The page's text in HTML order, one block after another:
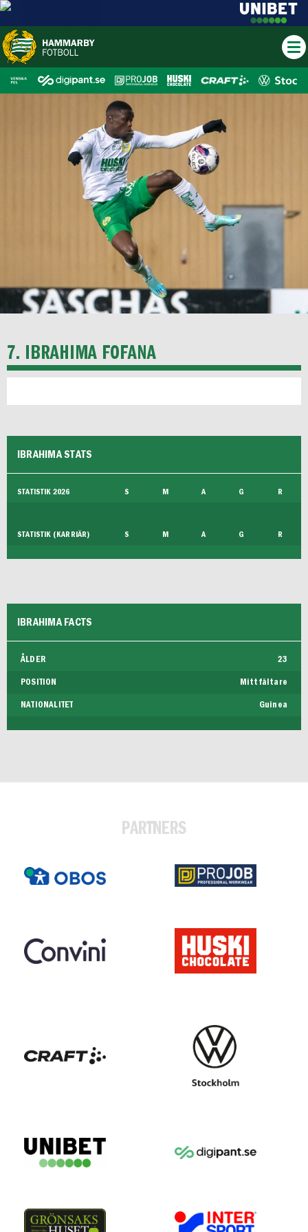
7. IBRAHIMA FOFANA
IBRAHIMA STATS
STATISTIK 2026 S M A G R
STATISTIK (KARRIÄR) S M A G R
IBRAHIMA FACTS
ÅLDER 23
POSITION Mittfältare
NATIONALITET Guinea
PARTNERS